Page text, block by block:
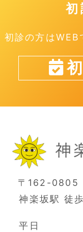
初診の方はWEB
〒162-0805
神楽坂駅 徒
平日